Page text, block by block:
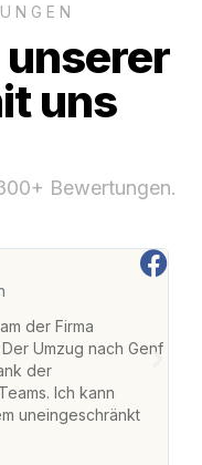
uns
Bewertungen.
der Firma
Umzug nach Genf
der
Ich kann
uneingeschränkt